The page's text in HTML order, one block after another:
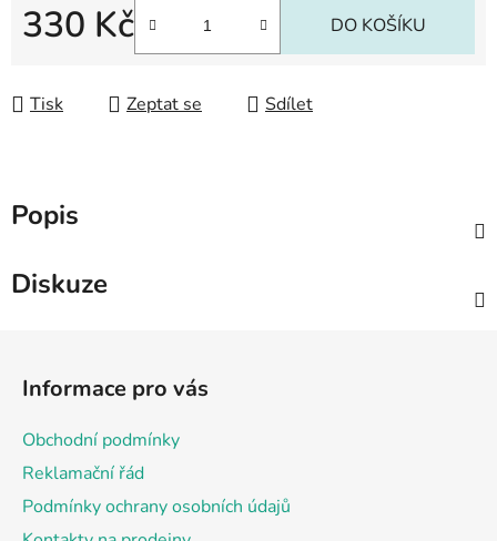
330 Kč DO KOŠÍKU
Tisk Zeptat se Sdílet
Popis
Diskuze
Informace pro vás
Obchodní podmínky
Reklamační řád
Podmínky ochrany osobních údajů